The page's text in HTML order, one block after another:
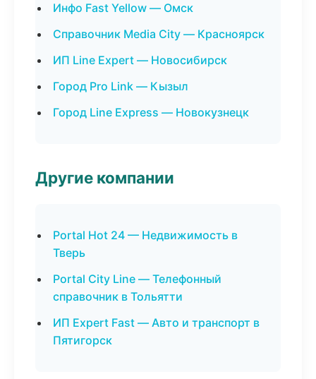
Инфо Fast Yellow — Омск
Справочник Media City — Красноярск
ИП Line Expert — Новосибирск
Город Pro Link — Кызыл
Город Line Express — Новокузнецк
Другие компании
Portal Hot 24 — Недвижимость в
Тверь
Portal City Line — Телефонный
справочник в Тольятти
ИП Expert Fast — Авто и транспорт в
Пятигорск